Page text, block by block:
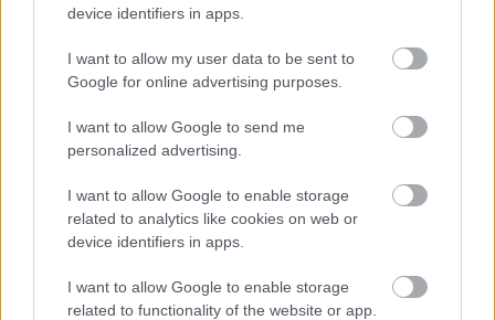
device identifiers in apps.
I want to allow my user data to be sent to
Google for online advertising purposes.
I want to allow Google to send me
personalized advertising.
I want to allow Google to enable storage
related to analytics like cookies on web or
device identifiers in apps.
I want to allow Google to enable storage
related to functionality of the website or app.
Címkék:green day
Ajánlott bejegyzések:
Hamarosan a mozikban a Nimrods